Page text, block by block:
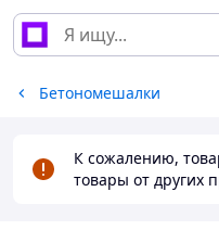
Бетономешалки
К сожалению,
товары от других